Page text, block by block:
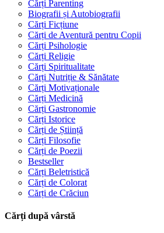
Cărți Parenting
Biografii și Autobiografii
Cărți Ficțiune
Cărți de Aventură pentru Copii
Cărți Psihologie
Cărți Religie
Cărți Spiritualitate
Cărți Nutriție & Sănătate
Cărți Motivaționale
Cărți Medicină
Cărți Gastronomie
Cărți Istorice
Cărți de Știință
Cărți Filosofie
Cărți de Poezii
Bestseller
Cărți Beletristică
Cărți de Colorat
Cărți de Crăciun
Cărți după vârstă